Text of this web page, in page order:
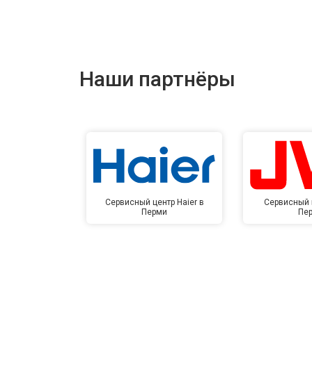
Наши партнёры
Сервисный центр Haier в
Перми
Сервисный